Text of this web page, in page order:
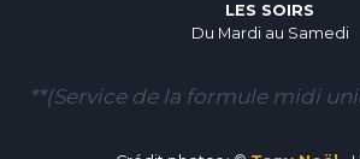
LES SOIRS
Du Mardi au Samedi
**(Service de la formule midi